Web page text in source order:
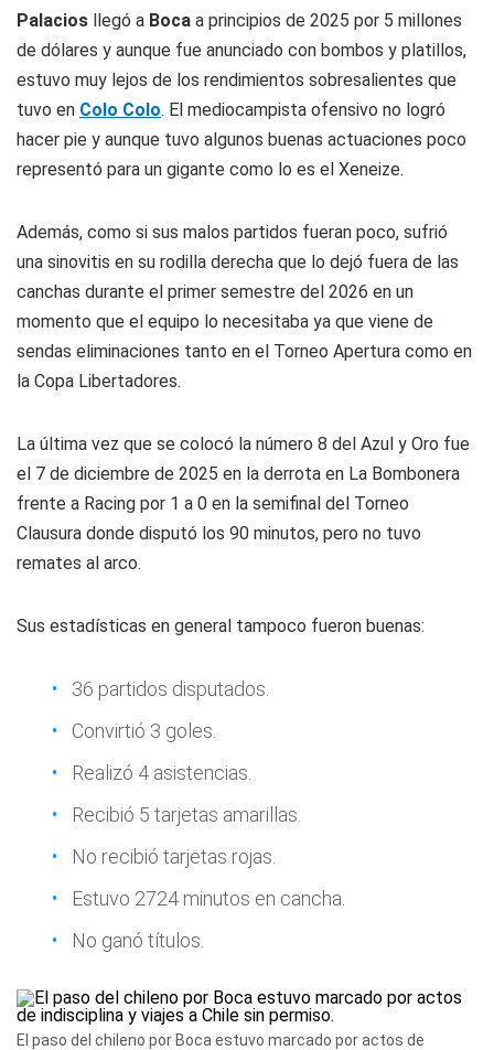
Palacios llegó a Boca a principios de 2025 por 5 millones
de dólares y aunque fue anunciado con bombos y platillos,
estuvo muy lejos de los rendimientos sobresalientes que
tuvo en Colo Colo. El mediocampista ofensivo no logró
hacer pie y aunque tuvo algunos buenas actuaciones poco
representó para un gigante como lo es el Xeneize.
Además, como si sus malos partidos fueran poco, sufrió
una sinovitis en su rodilla derecha que lo dejó fuera de las
canchas durante el primer semestre del 2026 en un
momento que el equipo lo necesitaba ya que viene de
sendas eliminaciones tanto en el Torneo Apertura como en
la Copa Libertadores.
La última vez que se colocó la número 8 del Azul y Oro fue
el 7 de diciembre de 2025 en la derrota en La Bombonera
frente a Racing por 1 a 0 en la semifinal del Torneo
Clausura donde disputó los 90 minutos, pero no tuvo
remates al arco.
Sus estadísticas en general tampoco fueron buenas:
36 partidos disputados.
Convirtió 3 goles.
Realizó 4 asistencias.
Recibió 5 tarjetas amarillas.
No recibió tarjetas rojas.
Estuvo 2724 minutos en cancha.
No ganó títulos.
El paso del chileno por Boca estuvo marcado por actos de